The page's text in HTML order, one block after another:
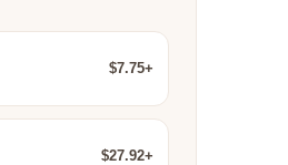
$7.75+
$27.92+